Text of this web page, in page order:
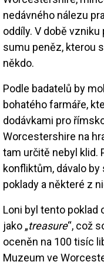
nedávného nálezu
oddíly. V době
sumu peněz, kterou
někdo.
Podle badatelů by
bohatého farmáře,
dodávkami pro
Worcestershire na
tam určitě nebyl klid.
konfliktům, dávalo
poklady a některé z
Loni byl tento poklad
jako „treasure“, což
oceněn na 100 tisíc
Muzeum ve